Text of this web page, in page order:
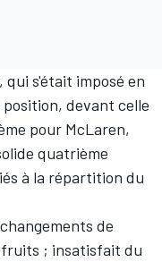
s'était imposé en
position, devant celle
pour McLaren,
quatrième
à la répartition du
de
fruits ; insatisfait du